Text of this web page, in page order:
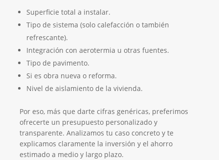
Superficie total a instalar.
Tipo de sistema (solo calefacción o también
refrescante).
Integración con aerotermia u otras fuentes.
Tipo de pavimento.
Si es obra nueva o reforma.
Nivel de aislamiento de la vivienda.
Por eso, más que darte cifras genéricas, preferimos
ofrecerte un presupuesto personalizado y
transparente. Analizamos tu caso concreto y te
explicamos claramente la inversión y el ahorro
estimado a medio y largo plazo.